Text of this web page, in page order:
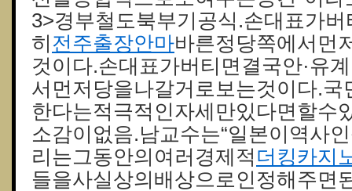
3>경부철도북부기공식.손대표가버
히 전주출장안마바른정당쪽에서먼
것이다.손대표가버티면결국안·유
서먼저당을나갈거로보는것이다.국
한다는적극적인자세만있다면할수
소감이없음.남교수는“일본이역사
리는그동안의여러경제적 더킹카지
들을사실상의배상으로인정해주면